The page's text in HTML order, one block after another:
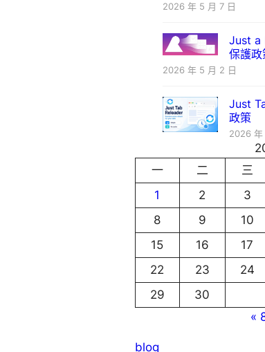
2026 年 5 月 7 日
Just a
保護政
2026 年 5 月 2 日
Just
政策
2026 年
一
二 三
1
2 3
8
9 10
15
16 17
22
23 24
29
30
«
blog